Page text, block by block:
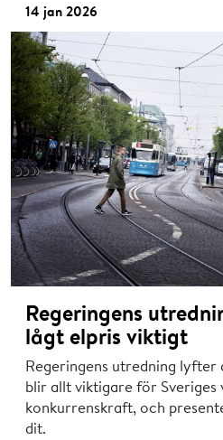
14 jan 2026
Regeringens
lågt elpris viktigt
Regeringens utredning
blir allt viktigare för Sveriges
konkurrenskraft, och
dit.